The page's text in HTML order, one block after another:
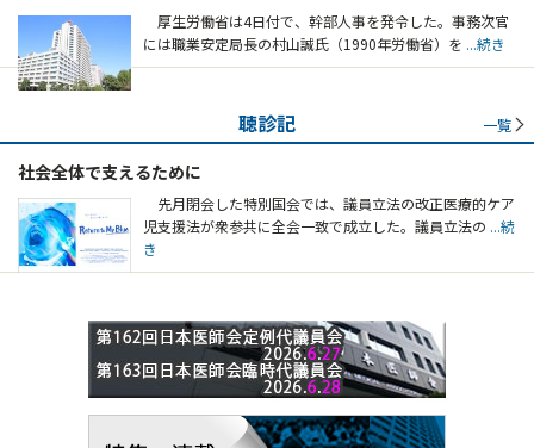
厚生労働省は4日付で、幹部人事を発令した。事務次官
には職業安定局長の村山誠氏（1990年労働省）を ...続き
聴診記 一覧
社会全体で支えるために
先月閉会した特別国会では、議員立法の改正医療的ケア
児支援法が衆参共に全会一致で成立した。議員立法の ...続
き